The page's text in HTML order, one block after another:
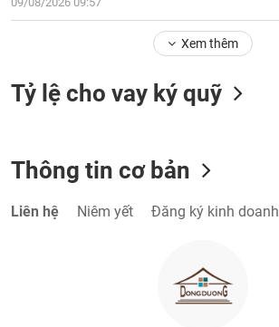
Xem thêm
Tỷ lệ cho vay ký quỹ
Thông tin cơ bản
Liên hệ Niêm yết Đăng ký kinh doanh